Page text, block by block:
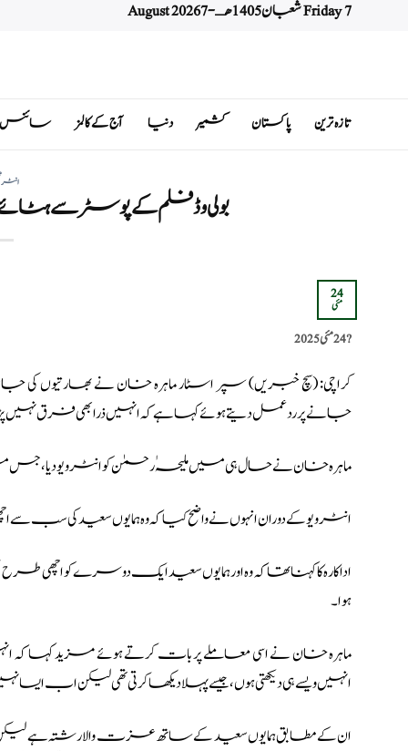
Friday 7 شعبان 1405 هـ - 7 August 2026
تازہ ترین پاکستان کشمیر دنیا آج کے کالمز سائنس
بولی وڈ فلم کے پوسٹر سے
24
مئی
?️24 مئی 2025
کراچی: (سچ خبریں) سپر اسٹار ماہرہ خان نے بھارتیوں کی
جانے پر رد عمل دیتے ہوئے کہا ہے کہ انہیں ذرا بھی فرق نہیں
ماہرہ خان نے حال ہی میں ملیحہٰ رحمٰن کو انٹرویو دیا،
انٹرویو کے دوران انہوں نے واضح کیاکہ وہ ہمایوں سعید کی سب
اداکارہ کا کہنا تھا کہ وہ اور ہمایوں سعید ایک دوسرے کو اچھی
ہوا۔
ماہرہ خان نے اسی معاملے پر بات کرتے ہوئے مزید کہا کہ
انہیں ویسے ہی دیکھتی ہوں، جیسے پہلا دیکھا کرتی تھی لیکن اب ایسا
ان کے مطابق ہمایوں سعید کے ساتھ عزت والا رشتہ ہے لیکن